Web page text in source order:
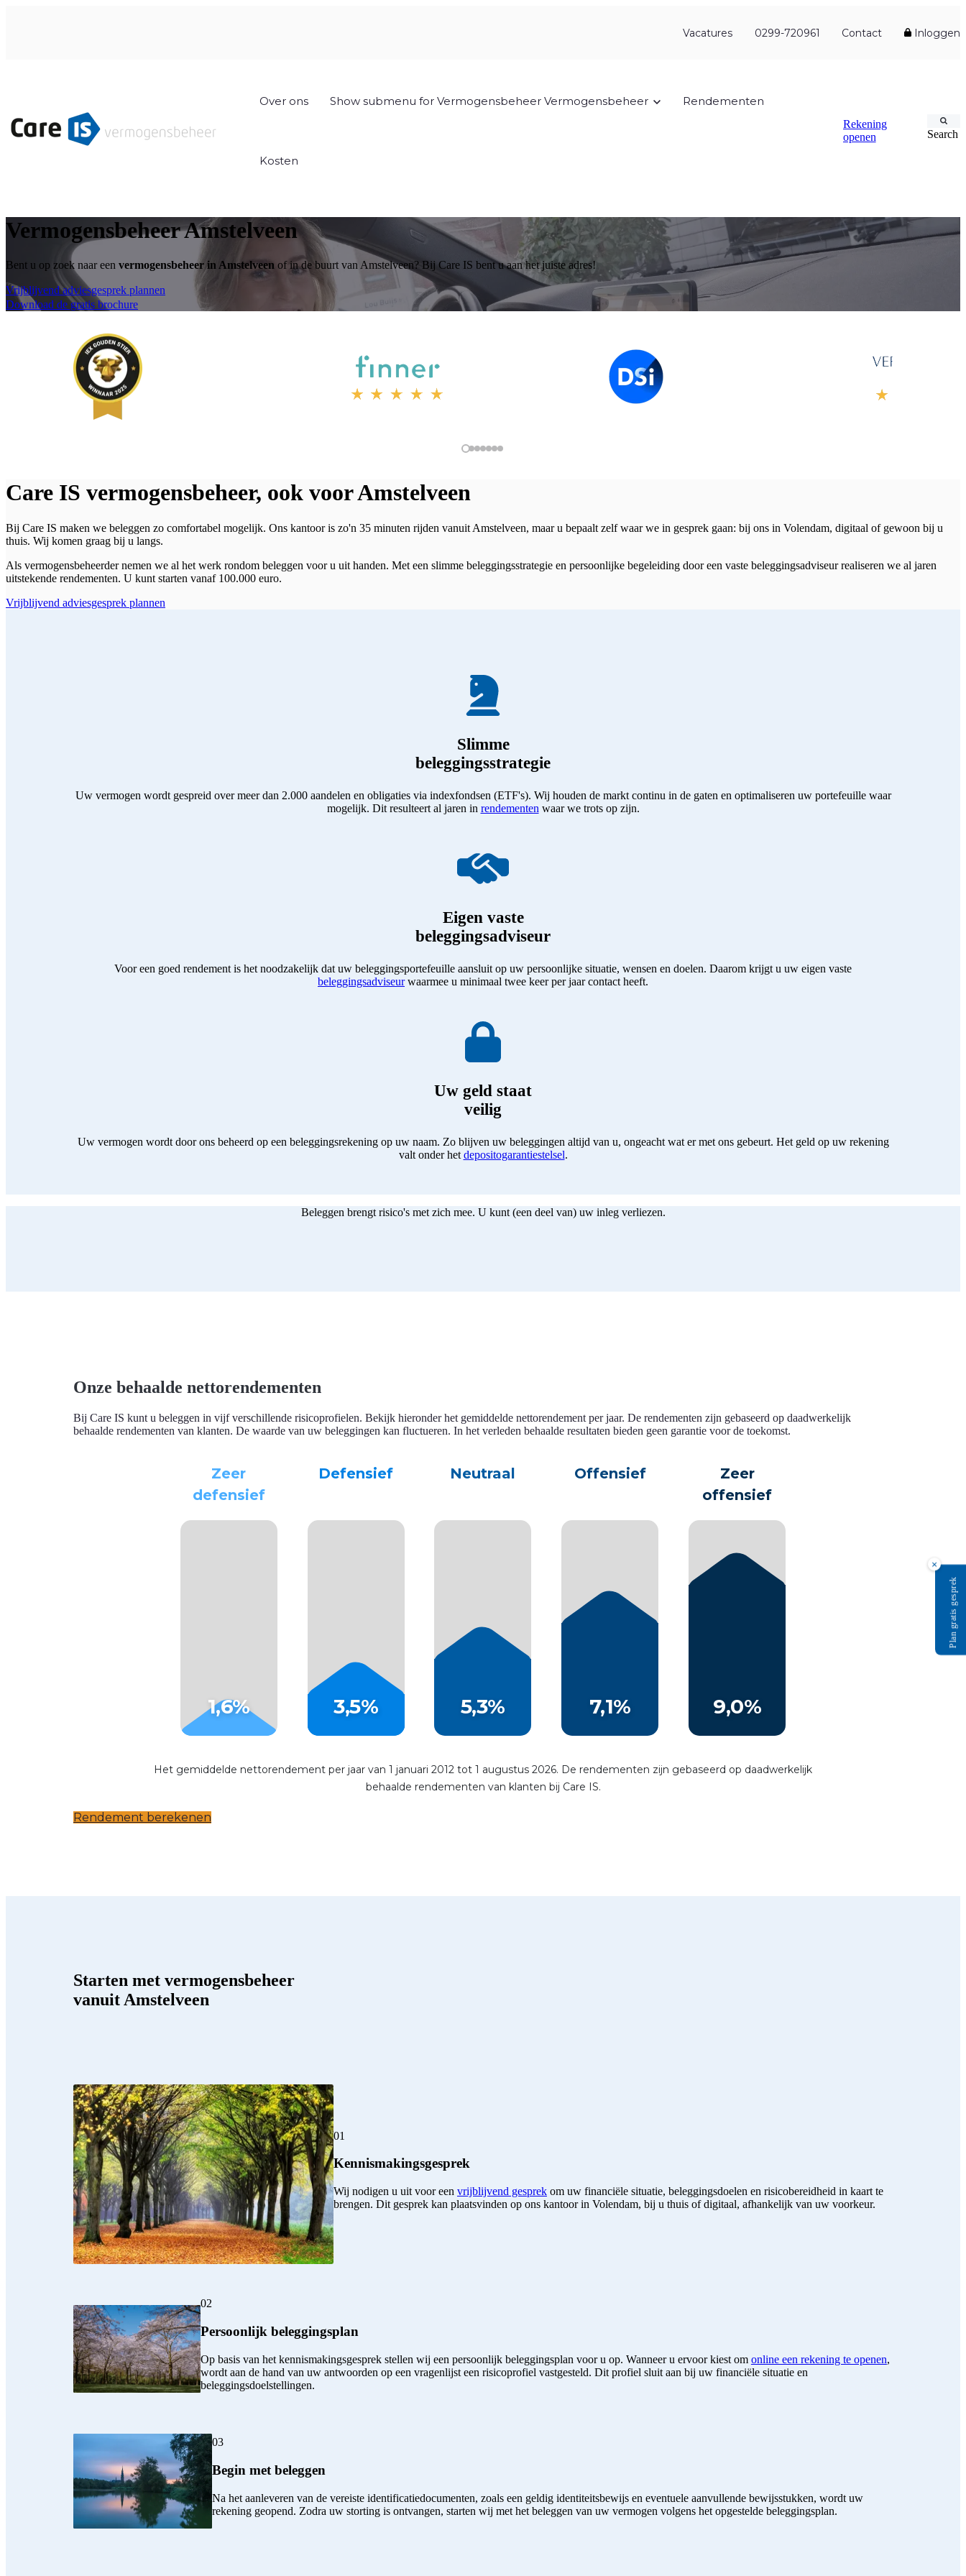
Vacatures 0299-720961 Contact Inloggen
Over ons Show submenu for Vermogensbeheer Vermogensbeheer Rendementen
Kosten
Rekening
openen
Search
Vermogensbeheer Amstelveen
Bent u op zoek naar een vermogensbeheer in Amstelveen of in de buurt van Amstelveen? Bij Care IS bent u aan het juiste adres!
Vrijblijvend adviesgesprek plannen
Download de gratis brochure
Care IS vermogensbeheer, ook voor Amstelveen
Bij Care IS maken we beleggen zo comfortabel mogelijk. Ons kantoor is zo'n 35 minuten rijden vanuit Amstelveen, maar u bepaalt zelf waar we in gesprek gaan: bij ons in Volendam, digitaal of gewoon bij u
thuis. Wij komen graag bij u langs.
Als vermogensbeheerder nemen we al het werk rondom beleggen voor u uit handen. Met een slimme beleggingsstrategie en persoonlijke begeleiding door een vaste beleggingsadviseur realiseren we al jaren
uitstekende rendementen. U kunt starten vanaf 100.000 euro.
Vrijblijvend adviesgesprek plannen
Slimme
beleggingsstrategie
Uw vermogen wordt gespreid over meer dan 2.000 aandelen en obligaties via indexfondsen (ETF's). Wij houden de markt continu in de gaten en optimaliseren uw portefeuille waar
mogelijk. Dit resulteert al jaren in rendementen waar we trots op zijn.
Eigen vaste
beleggingsadviseur
Voor een goed rendement is het noodzakelijk dat uw beleggingsportefeuille aansluit op uw persoonlijke situatie, wensen en doelen. Daarom krijgt u uw eigen vaste
beleggingsadviseurwaarmee u minimaal twee keer per jaar contact heeft.
Uw geld staat
veilig
Uw vermogen wordt door ons beheerd op een beleggingsrekening op uw naam. Zo blijven uw beleggingen altijd van u, ongeacht wat er met ons gebeurt. Het geld op uw rekening
valt onder het depositogarantiestelsel.
Beleggen brengt risico's met zich mee. U kunt (een deel van) uw inleg verliezen.
Onze behaalde nettorendementen
Bij Care IS kunt u beleggen in vijf verschillende risicoprofielen. Bekijk hieronderhet gemiddelde nettorendement per jaar. De rendementen zijn gebaseerd op daadwerkelijk
behaalde rendementen van klanten. De waarde van uw beleggingen kan fluctueren. In het verleden behaalde resultaten bieden geen garantie voor de toekomst.
Rendement berekenen
Starten met vermogensbeheer
vanuit Amstelveen
01
Kennismakingsgesprek
Wij nodigen u uit voor een vrijblijvend gesprek om uw financiële situatie, beleggingsdoelen en risicobereidheid in kaart te
brengen. Dit gesprek kan plaatsvinden op ons kantoor in Volendam, bij u thuis of digitaal, afhankelijk van uw voorkeur.
02
Persoonlijk beleggingsplan
Op basis van het kennismakingsgesprek stellen wij een persoonlijk beleggingsplan voor u op. Wanneer u ervoor kiest om online een rekening te openen,
wordt aan de hand van uw antwoorden op een vragenlijst een risicoprofiel vastgesteld. Dit profiel sluit aan bij uw financiële situatie en
beleggingsdoelstellingen.
03
Begin met beleggen
Na het aanleveren van de vereiste identificatiedocumenten, zoals een geldig identiteitsbewijs en eventuele aanvullende bewijsstukken, wordt uw
rekening geopend. Zodra uw storting is ontvangen, starten wij met het beleggen van uw vermogen volgens het opgestelde beleggingsplan.
×
Plan gratis gesprek